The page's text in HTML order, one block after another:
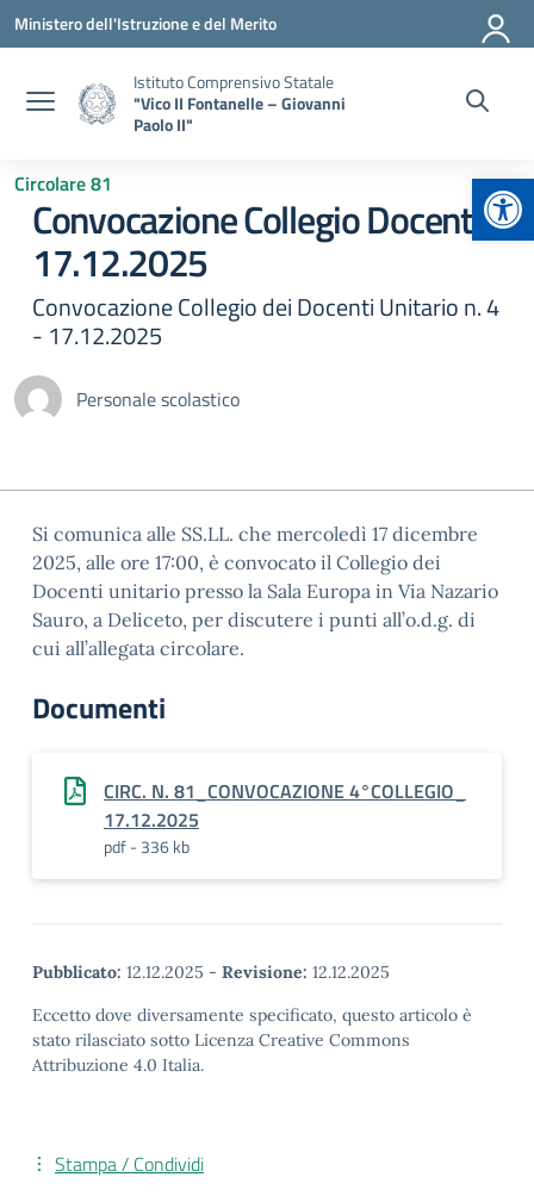
Vai ai contenuti
Vai al menu di navigazione
Vai al footer
Ministero dell'Istruzione e del Merito
Istituto Comprensivo Statale
"Vico II Fontanelle – Giovanni
Paolo II"
Circolare 81
Convocazione Collegio Docenti
17.12.2025
Convocazione Collegio dei Docenti Unitario n. 4
- 17.12.2025
Personale scolastico
Si comunica alle SS.LL. che mercoledì 17 dicembre
2025, alle ore 17:00, è convocato il Collegio dei
Docenti unitario presso la Sala Europa in Via Nazario
Sauro, a Deliceto, per discutere i punti all’o.d.g. di
cui all’allegata circolare.
Documenti
CIRC. N. 81_CONVOCAZIONE 4°COLLEGIO_
17.12.2025
pdf - 336 kb
Pubblicato: 12.12.2025 - Revisione: 12.12.2025
Eccetto dove diversamente specificato, questo articolo è
stato rilasciato sotto Licenza Creative Commons
Attribuzione 4.0 Italia.
Stampa / Condividi